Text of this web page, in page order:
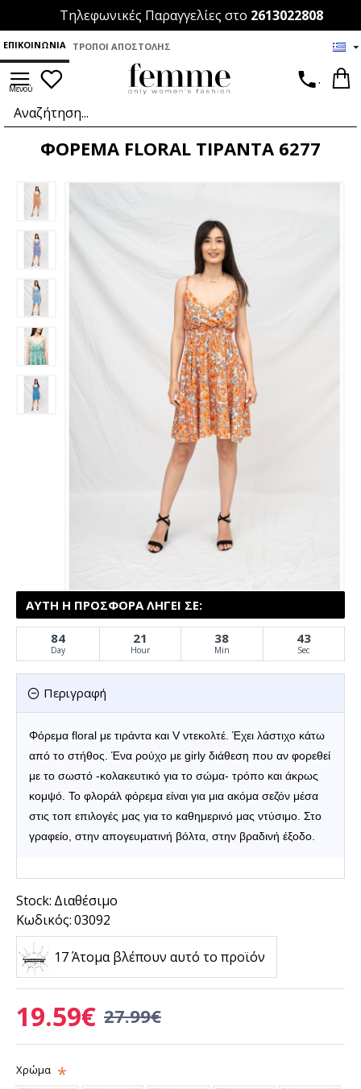
Τηλεφωνικές Παραγγελίες στο 2613022808
ΕΠΙΚΟΙΝΩΝΊΑ ΤΡΌΠΟΙ ΑΠΟΣΤΟΛΉΣ
.
ΦΟΡΕΜΑ FLORAL ΤΙΡΑΝΤΑ 6277
Περιγραφή
Φόρεμα floral με τιράντα και V ντεκολτέ. Έχει λάστιχο κάτω
από το στήθος. Ένα ρούχο με girly διάθεση που αν φορεθεί
με το σωστό -κολακευτικό για το σώμα- τρόπο και άκρως
κομψό. Το φλοράλ φόρεμα είναι για μια ακόμα σεζόν μέσα
στις τοπ επιλογές μας για το καθημερινό μας ντύσιμο. Στο
γραφείο, στην απογευματινή βόλτα, στην βραδινή έξοδο.
Stock: Διαθέσιμο
Κωδικός:03092
ΑΥΤΉ Η ΠΡΟΣΦΟΡΆ ΛΉΓΕΙ ΣΕ:
84
Day
21
Hour
38
Min
43
Sec
17 Άτομα βλέπουν αυτό το προϊόν
19.59€ 27.99€
Χρώμα